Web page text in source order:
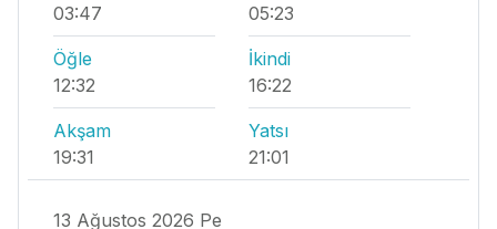
03:47 05:23
Öğle
12:32
İkindi
16:22
Akşam
19:31
Yatsı
21:01
13 Ağustos 2026 Pe